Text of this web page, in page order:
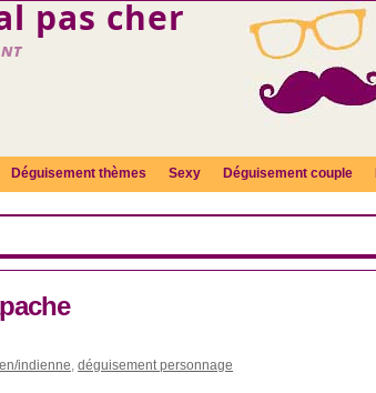
pas cher
Déguisement thèmes Sexy Déguisement couple
indienne, déguisement personnage